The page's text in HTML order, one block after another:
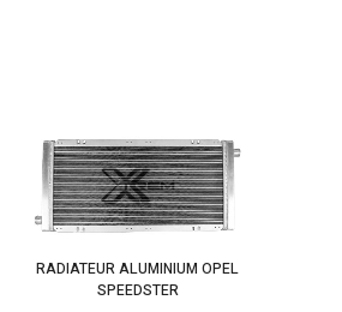
RADIATEUR ALUMINIUM OPEL
SPEEDSTER